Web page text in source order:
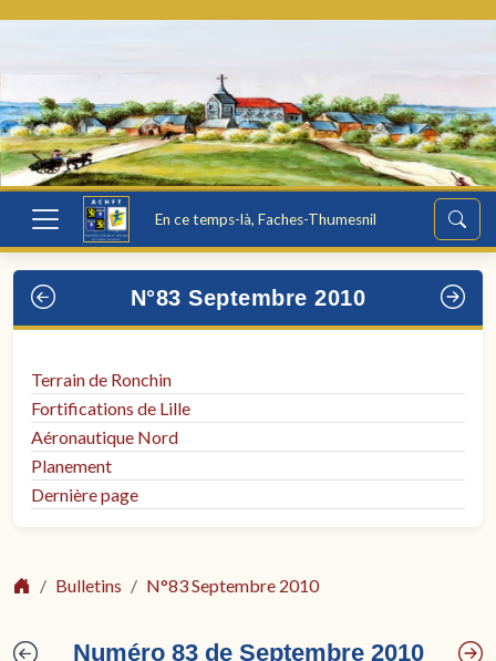
En ce temps-là, Faches-Thumesnil
N°83 Septembre 2010
Terrain de Ronchin
Fortifications de Lille
Aéronautique Nord
Planement
Dernière page
Bulletins N°83 Septembre 2010
Numéro 83 de Septembre 2010